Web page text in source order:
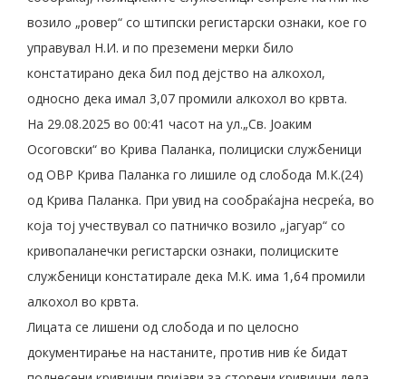
возило „ровер“ со штипски регистарски ознаки, кое го
управувал Н.И. и по преземени мерки било
констатирано дека бил под дејство на алкохол,
односно дека имал 3,07 промили алкохол во крвта.
На 29.08.2025 во 00:41 часот на ул.„Св. Јоаким
Осоговски“ во Крива Паланка, полициски службеници
од ОВР Крива Паланка го лишиле од слобода М.К.(24)
од Крива Паланка. При увид на сообраќајна несреќа, во
која тој учествувал со патничко возило „јагуар“ со
кривопаланечки регистарски ознаки, полициските
службеници констатирале дека М.К. има 1,64 промили
алкохол во крвта.
Лицата се лишени од слобода и по целосно
документирање на настаните, против нив ќе бидат